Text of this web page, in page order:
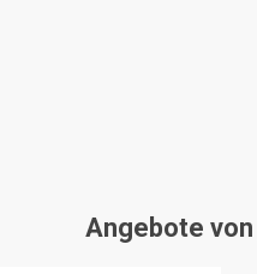
Angebote von